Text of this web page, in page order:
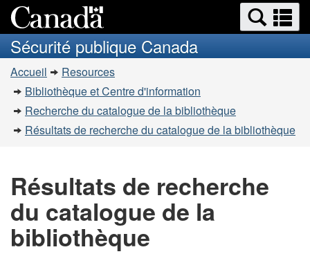
au
contenu
à
la
simplifiée
Recherche
et
menus
et
Sécurité publique Canada
Vous
êtes
ici
Accueil
Resources
Bibliothèque et Centre d'information
Recherche du catalogue de la bibliothèque
Résultats de recherche du catalogue de la bibliothèque
Résultats de recherche
du catalogue de la
bibliothèque